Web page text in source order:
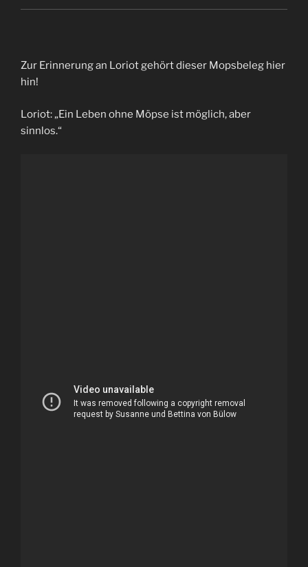
Zur Erinnerung an Loriot gehört dieser Mopsbeleg hier
hin!
Loriot: „Ein Leben ohne Möpse ist möglich, aber
sinnlos.“